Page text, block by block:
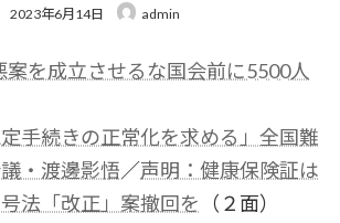
最
新
:
2023年6月14日 admin
を成立させるな国会前に5500人
手続きの正常化を求める」全国難
・渡邊影悟／声明：健康保険証は
法「改正」案撤回を （２面）